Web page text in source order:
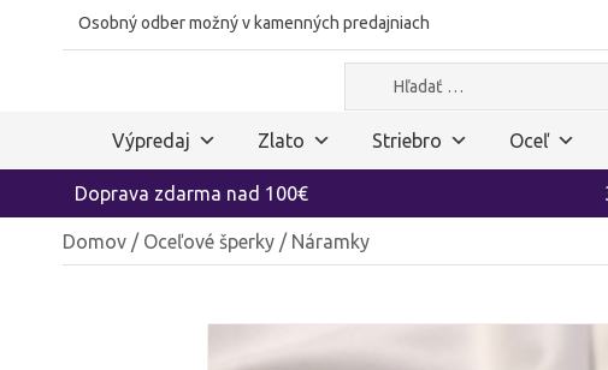
Osobný odber možný v kamenných predajniach
Výpredaj Zlato Striebro Oceľ
Doprava zdarma nad 100€
Domov / Oceľové šperky / Náramky